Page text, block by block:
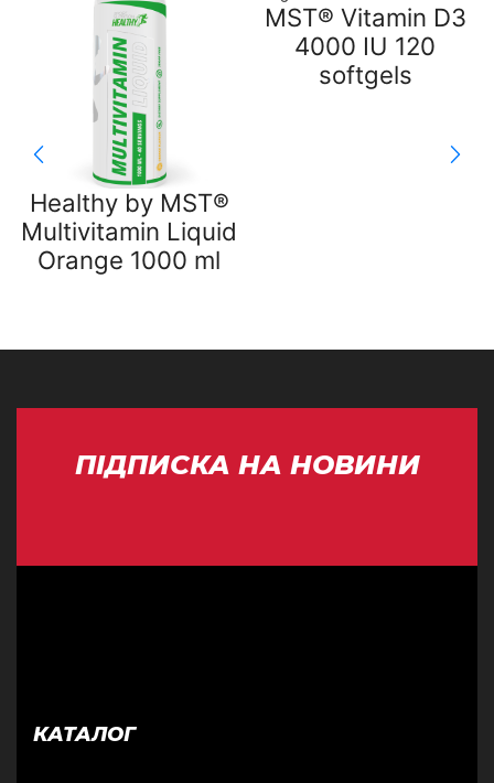
Healthy by MST®
Multivitamin Liquid
Orange 1000 ml
MST® Vitamin D3
4000 IU 120
softgels
ПІДПИСКА НА НОВИНИ
КАТАЛОГ